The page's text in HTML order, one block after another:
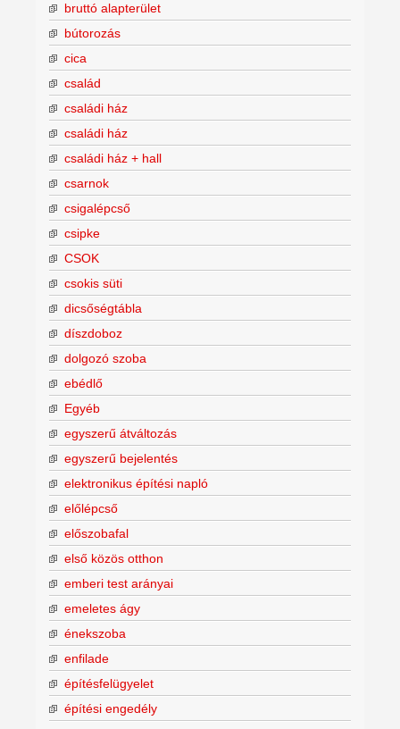
bruttó alapterület
bútorozás
cica
család
családi ház
családi ház
családi ház + hall
csarnok
csigalépcső
csipke
CSOK
csokis süti
dicsőségtábla
díszdoboz
dolgozó szoba
ebédlő
Egyéb
egyszerű átváltozás
egyszerű bejelentés
elektronikus építési napló
előlépcső
előszobafal
első közös otthon
emberi test arányai
emeletes ágy
énekszoba
enfilade
építésfelügyelet
építési engedély